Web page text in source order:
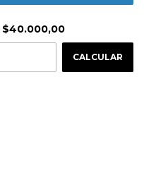
$40.000,00
CAMBIAR CP
$40.000,00
CALCULAR
más pequeños